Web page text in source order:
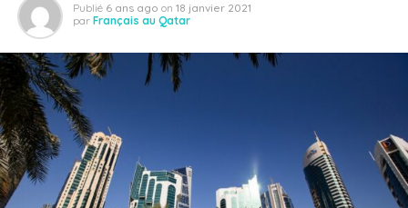
Publié 6 ans ago on 18 janvier 2021
par Français au Qatar